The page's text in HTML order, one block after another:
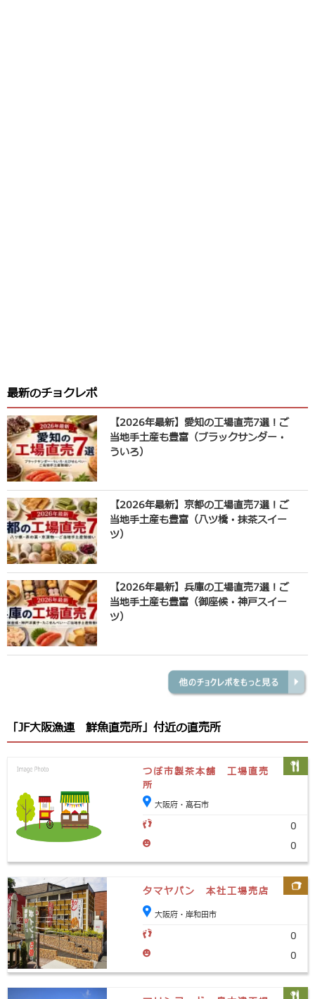
最新のチョクレポ
【2026年最新】愛知の工場直売7選！ご
当地手土産も豊富（ブラックサンダー・
ういろ）
【2026年最新】京都の工場直売7選！ご
当地手土産も豊富（八ツ橋・抹茶スイー
ツ）
【2026年最新】兵庫の工場直売7選！ご
当地手土産も豊富（御座候・神戸スイー
ツ）
「JF大阪漁連 鮮魚直売所」付近の直売所
つぼ市製茶本舗 工場直売
所
大阪府・高石市
0
0
タマヤパン 本社工場売店
大阪府・岸和田市
0
0